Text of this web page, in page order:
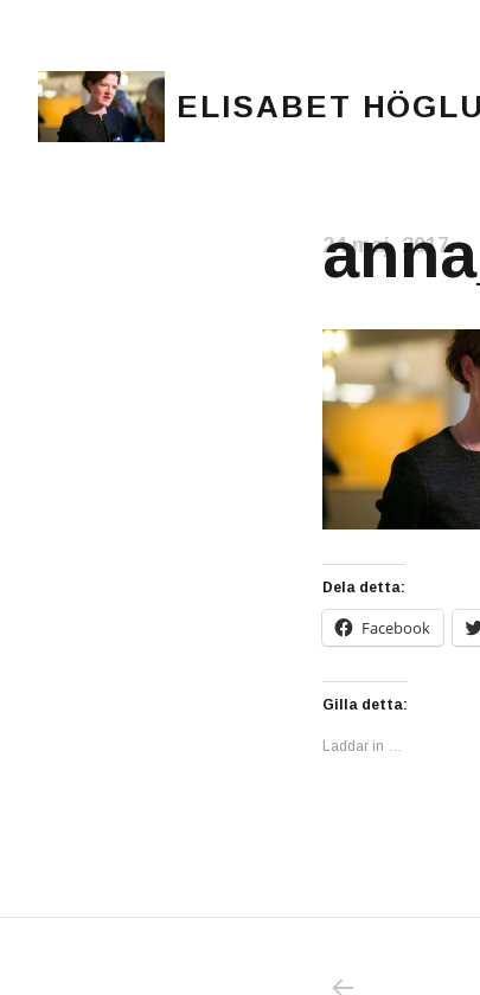
ELISABET
24 maj, 2017
Dela detta:
Facebook
Gilla detta:
Laddar in …